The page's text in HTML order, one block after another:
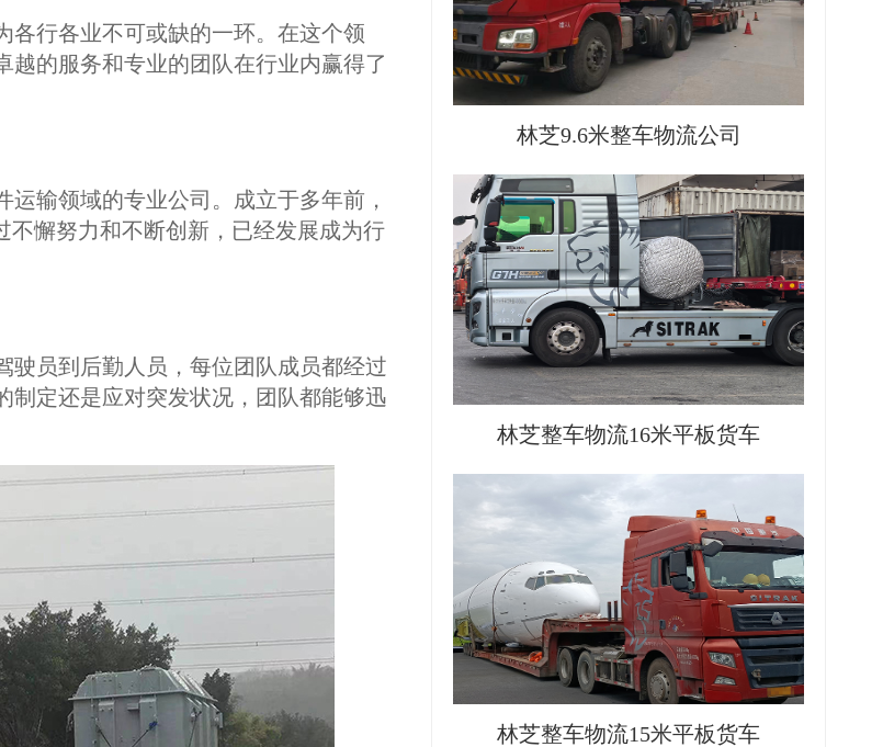
各行各业不可或缺的一环。在这个领
的服务和专业的团队在行业内赢得了
输领域的专业公司。成立于多年前，
不懈努力和不断创新，已经发展成为行
驶员到后勤人员，每位团队成员都经过
制定还是应对突发状况，团队都能够迅
林芝9.6米整车物流公司
林芝整车物流16米平板货车
林芝整车物流15米平板货车